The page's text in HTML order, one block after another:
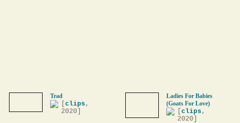
Trad
[clips ,
2020]
Ladies For Babies
(Goats For Love)
[clips ,
2020]